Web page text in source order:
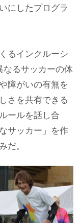
にしたプログラ
るインクルーシ
なるサッカーの体
障がいの有無を
さを共有できる
ールを話し合
サッカー」を作
だ。